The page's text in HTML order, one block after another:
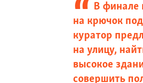
В финале
на крючок
куратор
на улицу,
высокое
совершить